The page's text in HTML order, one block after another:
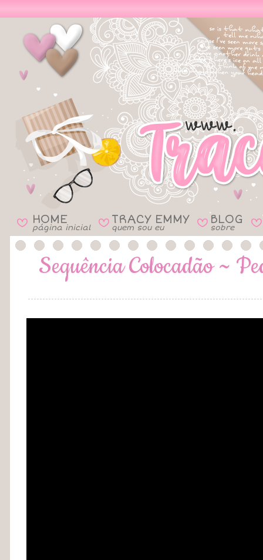
B HOME
página inicial B TRACY EMMY
quem sou eu B BLOG
sobre B
Sequência Colocadão ~